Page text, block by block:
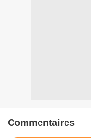
Commentaires